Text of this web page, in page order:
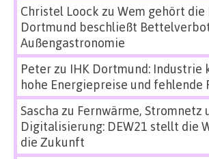
Christel Loock zu Wem gehört die
Dortmund beschließt
Außengastronomie
Peterzu IHK Dortmund: Industrie
hohe Energiepreise und fehlende
Sascha zu Fernwärme, Stromnetz
Digitalisierung: DEW21 stellt die
die Zukunft